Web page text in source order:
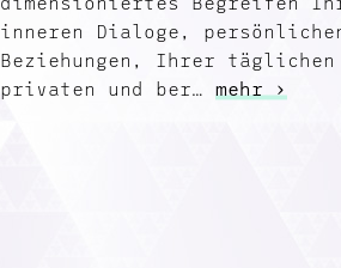
inneren Dialoge,
Beziehungen, Ihrer täglichen
privaten und ber…mehr ›